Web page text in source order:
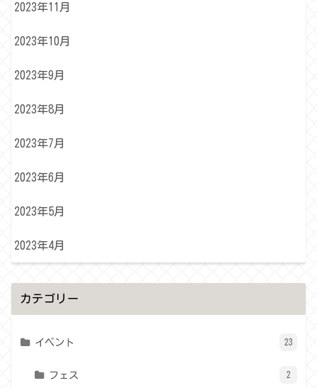
2023年11月
2023年10月
2023年9月
2023年8月
2023年7月
2023年6月
2023年5月
2023年4月
カテゴリー
イベント 23
フェス 2